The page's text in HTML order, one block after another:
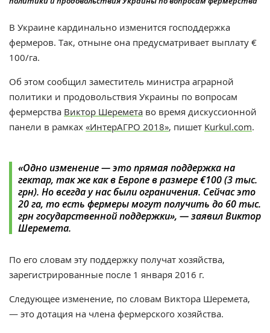
В Украине кардинально изменится господдержка
фермеров. Так, отныне она предусматривает выплату €
100/га.
Об этом сообщил заместитель министра аграрной
политики и продовольствия Украины по вопросам
фермерства Виктор Шеремета во время дискуссионной
панели в рамках «ИнтерАГРО 2018», пишет Kurkul.com.
«Одно изменение — это прямая поддержка на
гектар, так же как в Европе в размере €100 (3 тыс.
грн). Но всегда у нас были ограничения. Сейчас это
20 га, то есть фермеры могут получить до 60 тыс.
грн государственной поддержки», — заявил Виктор
Шеремета.
По его словам эту поддержку получат хозяйства,
зарегистрированные после 1 января 2016 г.
Следующее изменение, по словам Виктора Шеремета,
— это дотация на члена фермерского хозяйства.